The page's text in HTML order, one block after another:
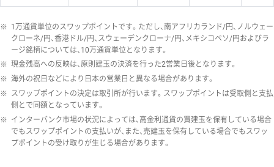
※ 1万通貨単位のスワップポイントです。ただし、南アフリカランド/円、ノルウェー
クローネ/円、香港ドル/円、スウェーデンクローナ/円、メキシコペソ/円およびラ
ージ銘柄については、10万通貨単位となります。
※ 現金残高への反映は、原則建玉の決済を行った2営業日後となります。
※ 海外の祝日などにより日本の営業日と異なる場合があります。
※ スワップポイントの決定は取引所が行います。スワップポイントは受取側と支払
側とで同額となっています。
※ インターバンク市場の状況によっては、高金利通貨の買建玉を保有している場合
でもスワップポイントの支払いが、また、売建玉を保有している場合でもスワッ
プポイントの受け取りが生じる場合があります。